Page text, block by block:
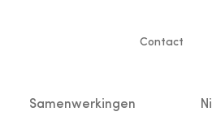
Service
Contact
Samenwerkingen